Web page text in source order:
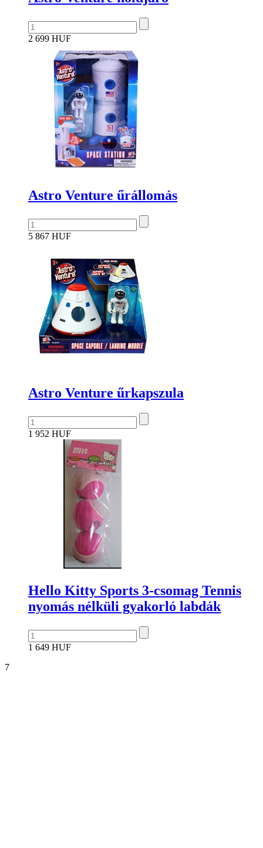
2 699 HUF
Astro Venture űrállomás
5 867 HUF
Astro Venture űrkapszula
1 952 HUF
Hello Kitty Sports 3-csomag Tennis
nyomás nélküli gyakorló labdák
1 649 HUF
7